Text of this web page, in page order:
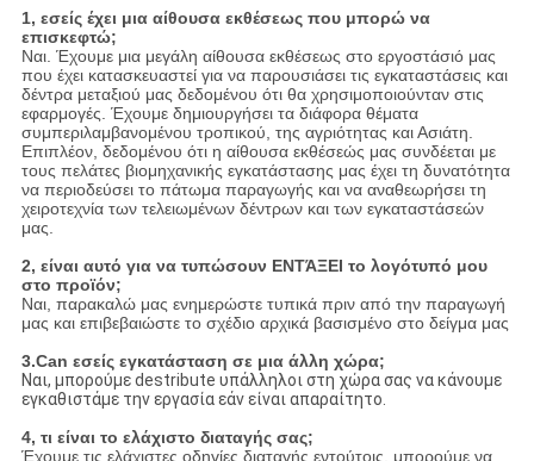
1, εσείς έχει μια αίθουσα εκθέσεως που μπορώ να
επισκεφτώ;
Ναι. Έχουμε μια μεγάλη αίθουσα εκθέσεως στο εργοστάσιό μας
που έχει κατασκευαστεί για να παρουσιάσει τις εγκαταστάσεις και
δέντρα μεταξιού μας δεδομένου ότι θα χρησιμοποιούνταν στις
εφαρμογές. Έχουμε δημιουργήσει τα διάφορα θέματα
συμπεριλαμβανομένου τροπικού, της αγριότητας και Ασιάτη.
Επιπλέον, δεδομένου ότι η αίθουσα εκθέσεώς μας συνδέεται με
τους πελάτες βιομηχανικής εγκατάστασης μας έχει τη δυνατότητα
να περιοδεύσει το πάτωμα παραγωγής και να αναθεωρήσει τη
χειροτεχνία των τελειωμένων δέντρων και των εγκαταστάσεών
μας.
2, είναι αυτό για να τυπώσουν ΕΝΤΆΞΕΙ το λογότυπό μου
στο προϊόν;
Ναι, παρακαλώ μας ενημερώστε τυπικά πριν από την παραγωγή
μας και επιβεβαιώστε το σχέδιο αρχικά βασισμένο στο δείγμα μας
3.Can εσείς εγκατάσταση σε μια άλλη χώρα;
Ναι, μπορούμε destribute υπάλληλοι στη χώρα σας να κάνουμε
εγκαθιστάμε την εργασία εάν είναι απαραίτητο.
4, τι είναι το ελάχιστο διαταγής σας;
Έχουμε τις ελάχιστες οδηγίες διαταγής εντούτοις, μπορούμε να